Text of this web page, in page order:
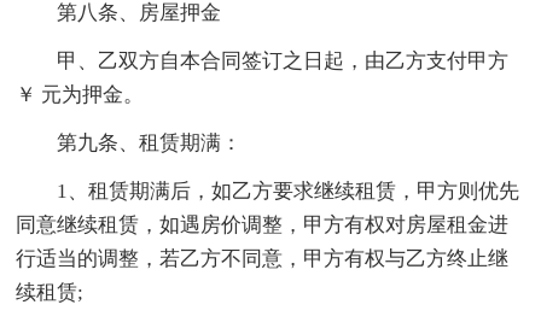
第八条、房屋押金
甲、乙双方自本合同签订之日起，由乙方支付甲方
￥ 元为押金。
第九条、租赁期满：
1、租赁期满后，如乙方要求继续租赁，甲方则优先
同意继续租赁，如遇房价调整，甲方有权对房屋租金进
行适当的调整，若乙方不同意，甲方有权与乙方终止继
续租赁;